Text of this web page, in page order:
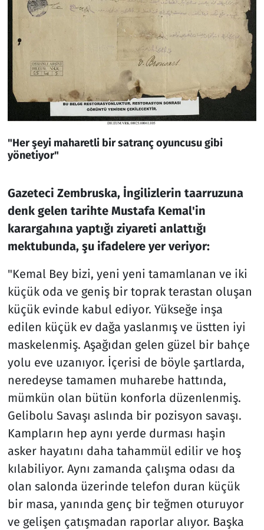
"Her şeyi maharetli bir satranç oyuncusu gibi
yönetiyor"
Gazeteci Zembruska, İngilizlerin taarruzuna
denk gelen tarihte Mustafa Kemal'in
karargahına yaptığı ziyareti anlattığı
mektubunda, şu ifadelere yer veriyor:
"Kemal Bey bizi, yeni yeni tamamlanan ve iki
küçük oda ve geniş bir toprak terastan oluşan
küçük evinde kabul ediyor. Yükseğe inşa
edilen küçük ev dağa yaslanmış ve üstten iyi
maskelenmiş. Aşağıdan gelen güzel bir bahçe
yolu eve uzanıyor. İçerisi de böyle şartlarda,
neredeyse tamamen muharebe hattında,
mümkün olan bütün konforla düzenlenmiş.
Gelibolu Savaşı aslında bir pozisyon savaşı.
Kampların hep aynı yerde durması haşin
asker hayatını daha tahammül edilir ve hoş
kılabiliyor. Aynı zamanda çalışma odası da
olan salonda üzerinde telefon duran küçük
bir masa, yanında genç bir teğmen oturuyor
ve gelişen çatışmadan raporlar alıyor. Başka